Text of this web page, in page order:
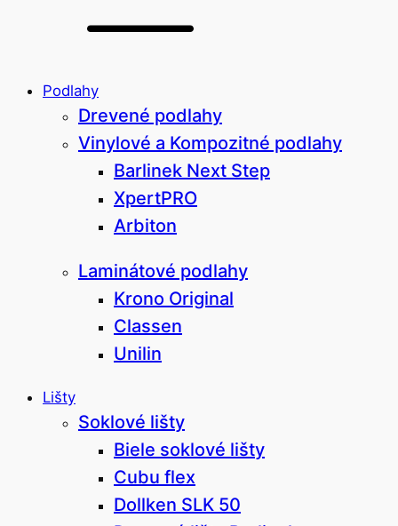
Podlahy
Drevené podlahy
Vinylové a Kompozitné podlahy
Barlinek Next Step
XpertPRO
Arbiton
Laminátové podlahy
Krono Original
Classen
Unilin
Lišty
Soklové lišty
Biele soklové lišty
Cubu flex
Dollken SLK 50